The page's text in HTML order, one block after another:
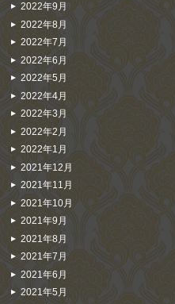
2022年9月
2022年8月
2022年7月
2022年6月
2022年5月
2022年4月
2022年3月
2022年2月
2022年1月
2021年12月
2021年11月
2021年10月
2021年9月
2021年8月
2021年7月
2021年6月
2021年5月